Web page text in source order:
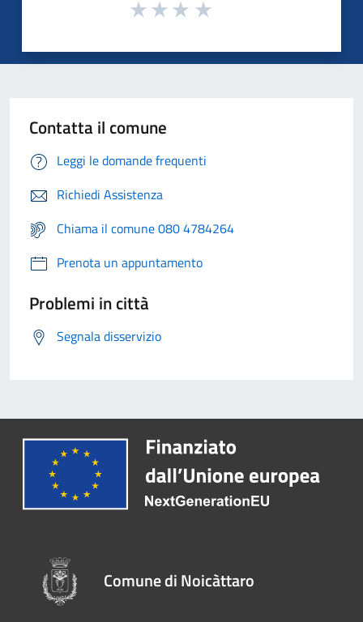
Contatta il comune
Leggi le domande frequenti
Richiedi Assistenza
Chiama il comune 080 4784264
Prenota un appuntamento
Problemi in città
Segnala disservizio
Comune di Noicàttaro